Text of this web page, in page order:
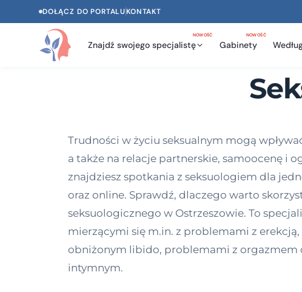
DOŁĄCZ DO PORTALUKONTAKT
Znajdź swojego specjalistę
NOWOŚĆ
Gabinety
NOWOŚĆ
Trudności w życiu seksualnym mogą
a także na relacje partnerskie, samoocenę i
znajdziesz spotkania z seksuologiem dla
oraz online. Sprawdź, dlaczego warto
seksuologicznego w Ostrzeszowie. To
mierzącymi się m.in. z problemami z
obniżonym libido, problemami z orgazmem
intymnym.